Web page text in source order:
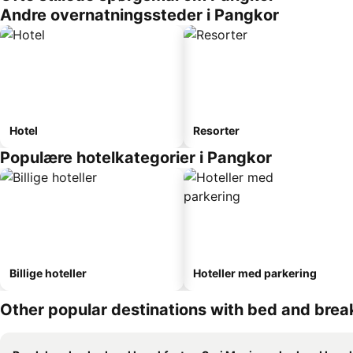
Andre overnatningssteder i Pangkor
Hotel Resorter
Populære hotelkategorier i Pangkor
Billige hoteller Hoteller med parkering
Other popular destinations with bed and